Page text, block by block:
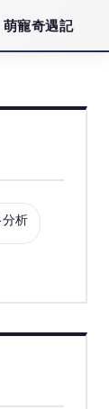
萌寵奇遇記
析